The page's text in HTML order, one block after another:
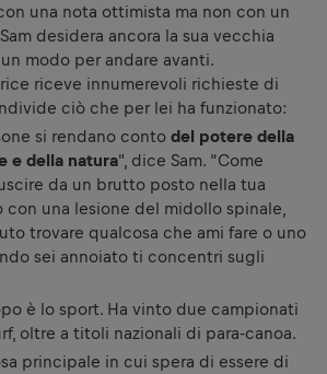
una nota ottimista ma non con un
desidera ancora la sua vecchia
modo per andare avanti.
riceve innumerevoli richieste di
ciò che per lei ha funzionato:
si rendano conto del potere della
e della natura", dice Sam. “Come
da un brutto posto nella tua
una lesione del midollo spinale,
trovare qualcosa che ami fare o uno
sei annoiato ti concentri sugli
è lo sport. Ha vinto due campionati
oltre a titoli nazionali di para-canoa.
principale in cui spera di essere di